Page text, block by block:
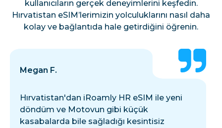
kullanıcıların gerçek deneyimlerini keşfedin.
Hırvatistan eSIM’lerimizin yolculuklarını nasıl daha
kolay ve bağlantıda hale getirdiğini öğrenin.
Megan F.
Hırvatistan'dan iRoamly HR eSIM ile yeni
döndüm ve Motovun gibi küçük
kasabalarda bile sağladığı kesintisiz